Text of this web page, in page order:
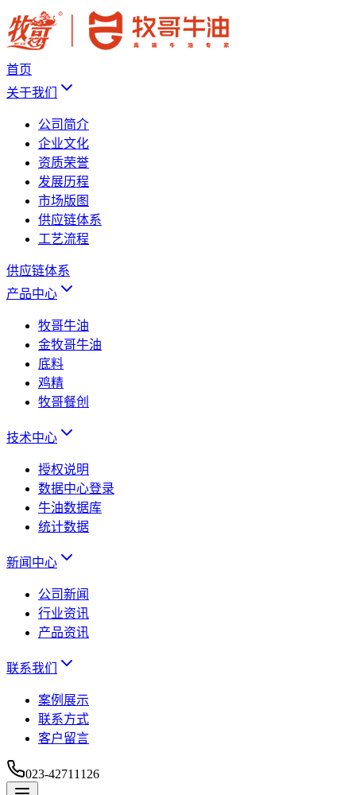
首页
关于我们
公司简介
企业文化
资质荣誉
发展历程
市场版图
供应链体系
工艺流程
供应链体系
产品中心
牧哥牛油
金牧哥牛油
底料
鸡精
牧哥餐创
技术中心
授权说明
数据中心登录
牛油数据库
统计数据
新闻中心
公司新闻
行业资讯
产品资讯
联系我们
案例展示
联系方式
客户留言
023-42711126